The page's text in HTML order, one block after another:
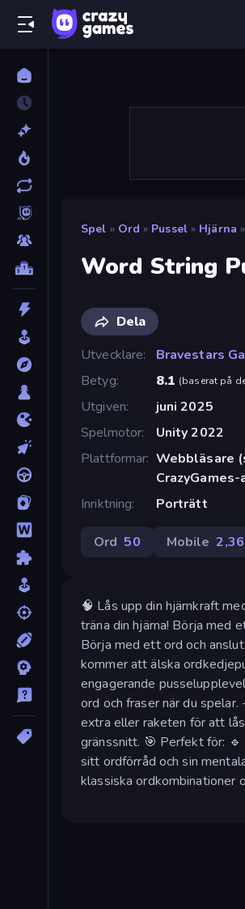
Spel » Ord » Pussel » Hjärna »
Word String
Dela
Utvecklare
Bravestars
Betyg
8.1 (baserat på
Utgiven
juni 2025
Spelmotor
Unity 2022
Plattformar Webbläsare
Inriktning
Porträtt
Ord 50 Mobile
🧠 Lås upp din hjärnkraft
träna din hjärna! Börja med
Börja med ett ord och
kommer att älska
engagerande
ord och fraser när du
extra eller raketen för att
gränssnitt. 🎯 Perfekt för:
sitt ordförråd och sin
klassiska ordkombinationer